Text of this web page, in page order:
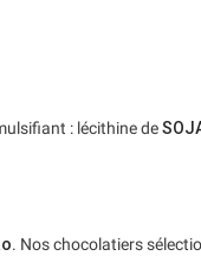
: lécithine de
. Nos chocolatiers